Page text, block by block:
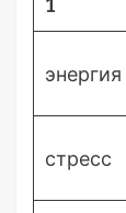
энергия
стресс